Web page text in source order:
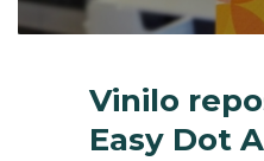
Vinilo
Easy Dot